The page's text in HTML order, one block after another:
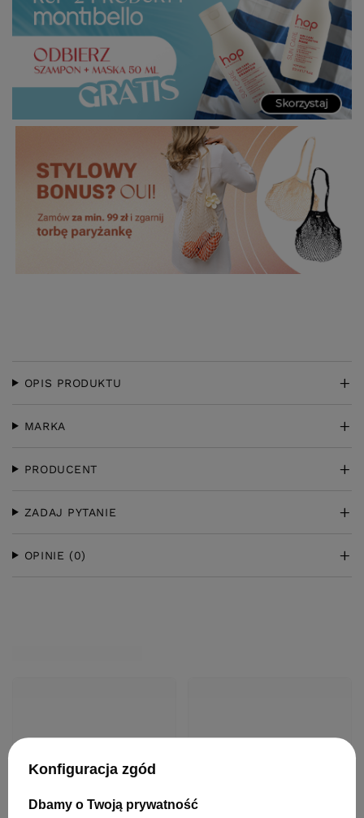
OPIS PRODUKTU
MARKA
PRODUCENT
ZADAJ PYTANIE
OPINIE (0)
Konfiguracja zgód
Dbamy o Twoją prywatność